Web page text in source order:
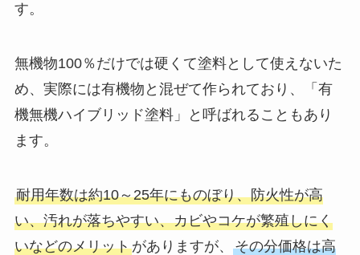
す。
無機物100％だけでは硬くて塗料として使えないた
め、実際には有機物と混ぜて作られており、「有
機無機ハイブリッド塗料」と呼ばれることもあり
ます。
耐用年数は約10～25年にものぼり、防火性が高
い、汚れが落ちやすい、カビやコケが繁殖しにく
いなどのメリットがありますが、 その分価格は高